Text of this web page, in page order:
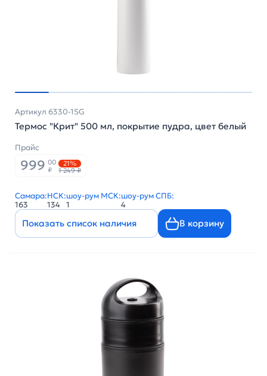
Артикул 6330-1SG
Термос "Крит" 500 мл, покрытие пудра, цвет белый
Прайс
999 00
₽
21%
1 249 ₽
Самара:
163
НСК:
134
шоу-рум МСК:
1
шоу-рум СПБ:
4
Показать список наличия В корзину